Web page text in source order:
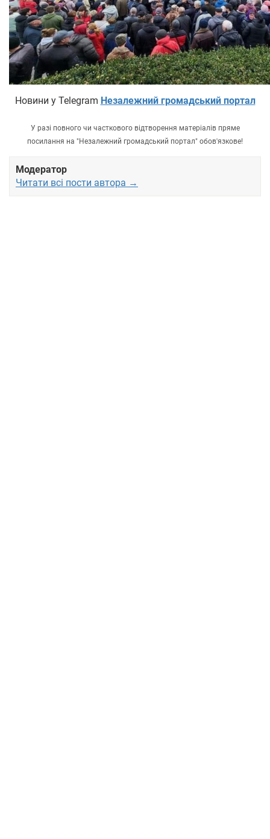
Новини у Telegram Незалежний громадський портал
У разі повного чи часткового відтворення матеріалів пряме
посилання на "Незалежний громадський портал" обов'язкове!
Модератор
Читати всі пости автора →